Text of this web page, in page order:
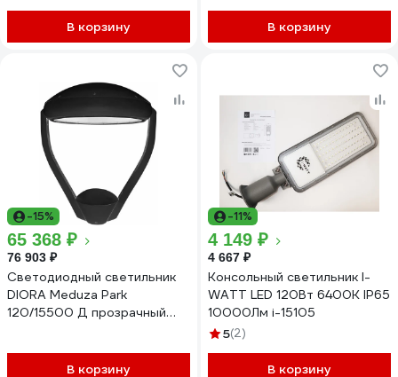
В корзину В корзину
-15%
65 368 ₽
76 903 ₽
Светодиодный светильник
DIORA Meduza Park
120/15500 Д прозрачный
DMP120D-PZ-5K-B
В корзину
-11%
4 149 ₽
4 667 ₽
Консольный светильник I-
WATT LED 120Вт 6400К IP65
10000Лм i-15105
5(2)
В корзину